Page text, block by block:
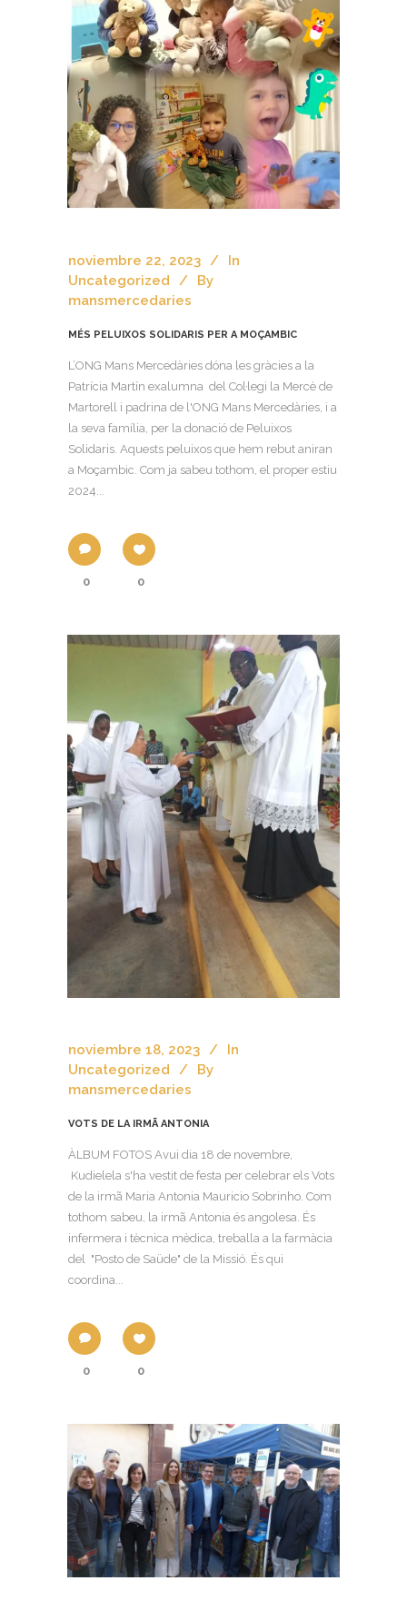
noviembre 22, 2023
In
Uncategorized
By
mansmercedaries
MÉS PELUIXOS SOLIDARIS PER A MOÇAMBIC
L’ONG Mans Mercedàries dóna les gràcies a la
Patrícia Martín exalumna del Col·legi la Mercè de
Martorell i padrina de l'ONG Mans Mercedàries, i a
la seva família, per la donació de Peluixos
Solidaris. Aquests peluixos que hem rebut aniran
a Moçambic. Com ja sabeu tothom, el proper estiu
2024...
0 0
noviembre 18, 2023
In
Uncategorized
By
mansmercedaries
VOTS DE LA IRMÃ ANTONIA
ÀLBUM FOTOS Avui dia 18 de novembre,
Kudielela s'ha vestit de festa per celebrar els Vots
de la irmã Maria Antonia Mauricio Sobrinho. Com
tothom sabeu, la irmã Antonia és angolesa. És
infermera i tècnica mèdica, treballa a la farmàcia
del "Posto de Saüde" de la Missió. És qui
coordina...
0 0